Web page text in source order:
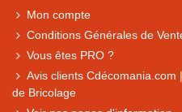
Mon compte
Conditions Générales de
Vous êtes PRO ?
Avis clients Cdécomania.com
de Bricolage